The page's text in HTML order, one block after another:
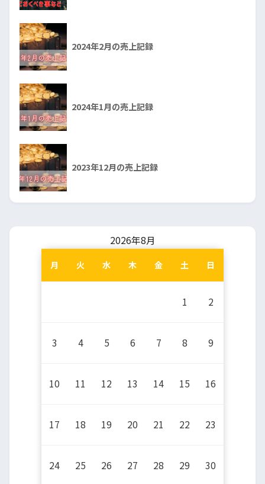
2024年2月の売上記録
2024年1月の売上記録
2023年12月の売上記録
2026年8月
月 火 水 木 金 土 日
1 2
3 4 5 6 7 8 9
10 11 12 13 14 15 16
17 18 19 20 21 22 23
24 25 26 27 28 29 30